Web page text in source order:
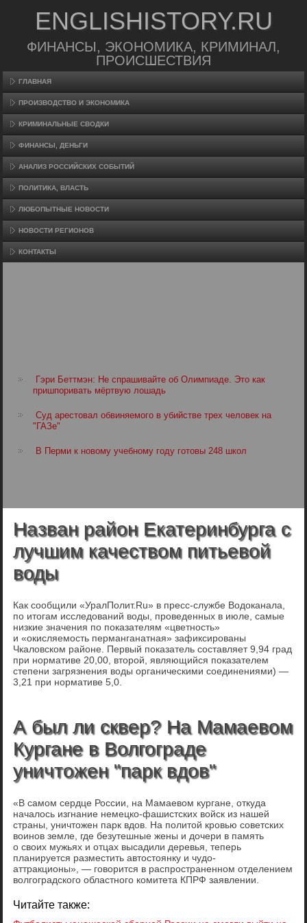
ENGLISHISTORY.RU
ФИНАНСЫ, ЭКОНОМИКА, КРИМИНАЛ,
ПРОИСШЕСТВИЯ
ГЛАВНАЯ
ПРОИЗВΟДСТВО И ЭКОНОМИКА
КРИМИНАЛЬНЫЕ СВОДКИ
ФИНАНСЫ, ДЕНЬГИ
АНАЛИЗ РОССИЙСКИХ СОБЫТИЙ
ПОЛИТИКА, ВЛАСТЬ
ЛЮБОПЫТНЫЕ НОВОСТИ
НОВОСТИ РЕГИОНОВ
КОНТАКТЫ
Гэри Беттмэн: Не спрашивайте об Олимпиаде. Это как
пришпоривать мёртвую лошадь
Суд арестовал обвиняемого в убийстве трех человек на
"ГАЗе"
В Перми к новому учебному году готовы 248 школ
Назван район Екатеринбурга с
лучшим качеством питьевой
воды
Как сообщили «УралПолит.Ru» в пресс-службе Водоканала,
по итогам исследований воды, проведенных в июле, самые
низкие значения по показателям «цветность»
и «окисляемость перманганатная» зафиксированы
Чкаловском районе. Первый показатель составляет 9,94 град
при нормативе 20,00, второй, являющийся показателем
степени загрязнения воды органическими соединениями) —
3,21 при нормативе 5,0.
А был ли сквер? На Мамаевом
Кургане в Волгограде
уничтожен "парк вдов"
«В самом сердце России, на Мамаевом кургане, откуда
началось изгнание немецко-фашистских войск из нашей
страны, уничтожен парк вдов. На политой кровью советских
воинов земле, где безутешные жены и дочери в память
о своих мужьях и отцах высадили деревья, теперь
планируется разместить автостоянку и чудо-
аттракционы», — говорится в распространенном отделением
волгоградского областного комитета КПРФ заявлении.
Читайте также: